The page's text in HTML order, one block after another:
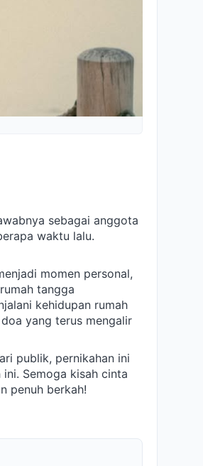
sebagai anggota
waktu lalu.
momen personal,
tangga
kehidupan rumah
yang terus mengalir
publik, pernikahan ini
Semoga kisah cinta
penuh berkah!